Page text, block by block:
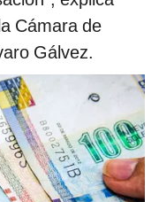
Cámara de
Gálvez.